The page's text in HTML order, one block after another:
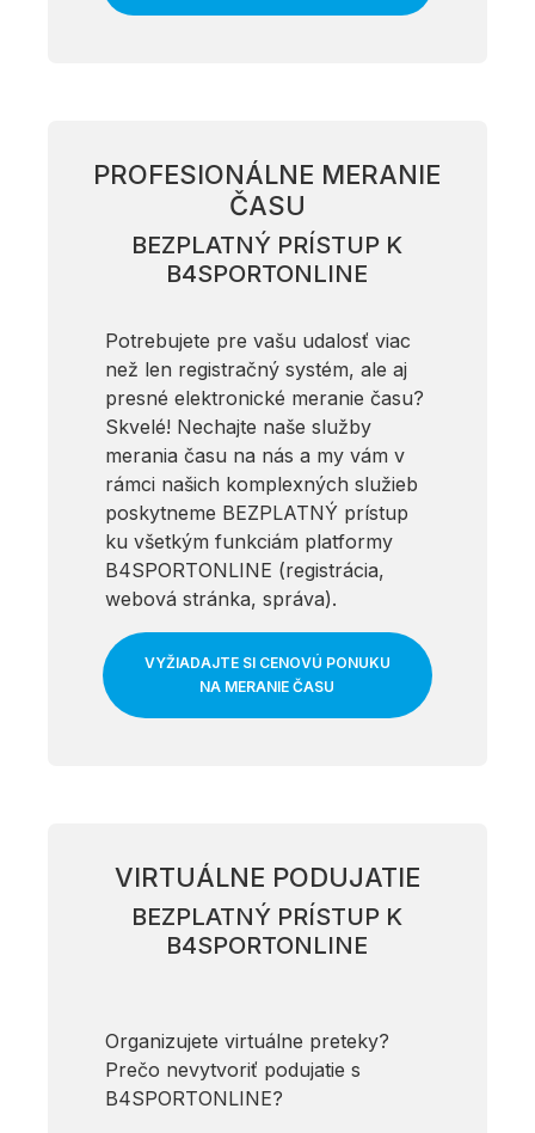
PROFESIONÁLNE MERANIE
ČASU
BEZPLATNÝ PRÍSTUP K
B4SPORTONLINE
Potrebujete pre vašu udalosť viac
než len registračný systém, ale aj
presné elektronické meranie času?
Skvelé! Nechajte naše služby
merania času na nás a my vám v
rámci našich komplexných služieb
poskytneme BEZPLATNÝ prístup
ku všetkým funkciám platformy
B4SPORTONLINE (registrácia,
webová stránka, správa).
VYŽIADAJTE SI CENOVÚ PONUKU
NA MERANIE ČASU
VIRTUÁLNE PODUJATIE
BEZPLATNÝ PRÍSTUP K
B4SPORTONLINE
Organizujete virtuálne preteky?
Prečo nevytvoriť podujatie s
B4SPORTONLINE?